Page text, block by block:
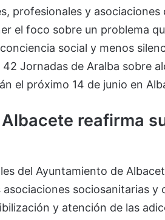
profesionales y
el foco sobre un problema
social y menos
Jornadas de Aralba sobre
el próximo 14 de junio en
reafirma
del Ayuntamiento de
sociosanitarias y
y atención de las